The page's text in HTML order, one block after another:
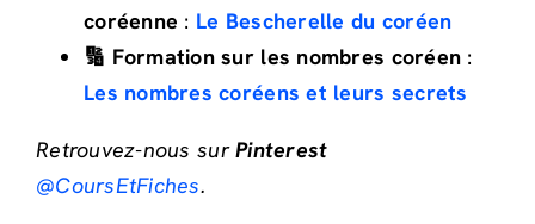
coréenne : Le Bescherelle du coréen
🔢 Formation sur les nombres coréen :
Les nombres coréens et leurs secrets
Retrouvez-nous surPinterest
@CoursEtFiches.